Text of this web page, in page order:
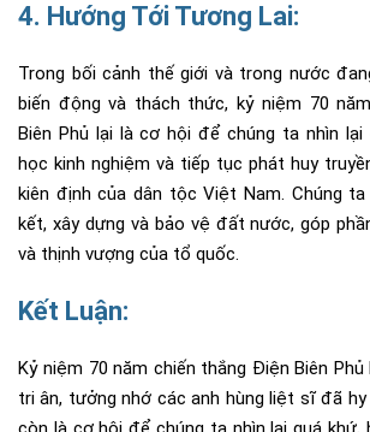
4. Hướng Tới Tương Lai:
Trong bối cảnh thế giới và trong nước
biến động và thách thức, kỷ niệm 70
Biên Phủ lại là cơ hội để chúng ta nhìn lại
học kinh nghiệm và tiếp tục phát huy
kiên định của dân tộc Việt Nam. Chúng
kết, xây dựng và bảo vệ đất nước, góp
và thịnh vượng của tổ quốc.
Kết Luận:
Kỷ niệm 70 năm chiến thắng Điện Biên
tri ân, tưởng nhớ các anh hùng liệt sĩ đã